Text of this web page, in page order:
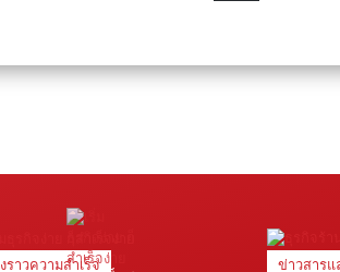
งราวความสำเร็จ ข่าวสารแ